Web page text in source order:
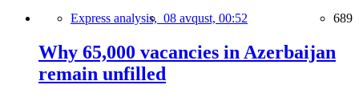
Express analysis, 08 avqust, 00:52 689
Why 65,000 vacancies in Azerbaijan
remain unfilled